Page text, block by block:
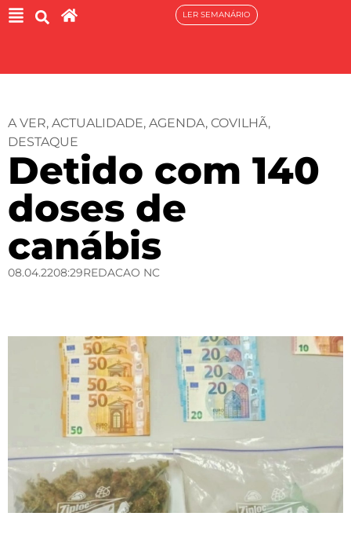
LER SEMANÁRIO
A VER, ACTUALIDADE, AGENDA, COVILHÃ,
DESTAQUE
Detido com 140
doses de
canábis
08.04.2208:29REDACAO NC